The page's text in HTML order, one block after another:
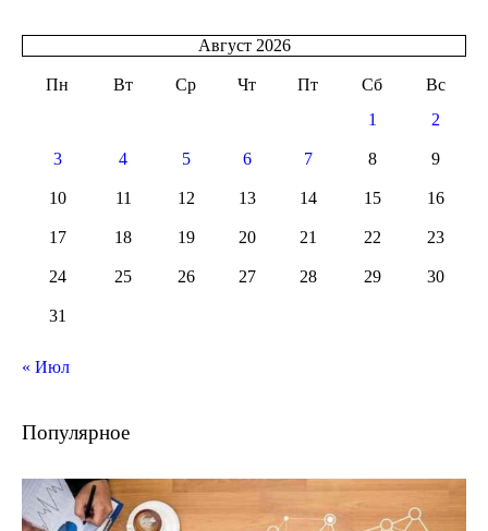
Август 2026
Пн Вт Ср Чт Пт Сб
Вс
1
2
3 4 5 6 7 8 9
10 11 12 13 14 15 16
17 18 19 20 21 22 23
24 25 26 27 28 29 30
31
« Июл
Популярное